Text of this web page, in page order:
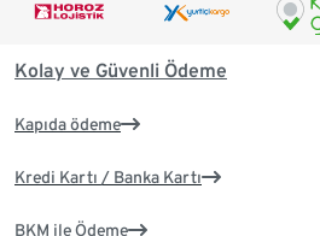
Kolay ve Güvenli Ödeme
Kapıda ödeme
Kredi Kartı / Banka Kartı
BKM ile Ödeme